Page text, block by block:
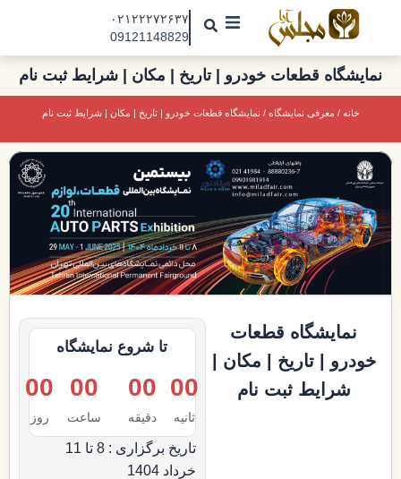
محتوا
مقالات
درباره ما
تماس با ما
جذب نیرو
۰۲۱۲۲۲۷۲۶۳۷
09121148829
نمایشگاه قطعات خودرو | تاریخ | مکان | شرایط ثبت نام
خانه / معرفی نمایشگاه / نمایشگاه قطعات خودرو | تاریخ | مکان | شرایط ثبت نام
نمایشگاه قطعات
خودرو | تاریخ | مکان |
شرایط ثبت نام
00
روز
00
ساعت‌
00
دقیقه
00
ثانیه
تا شروع نمایشگاه
تاریخ برگزاری : 8 تا 11
خرداد 1404